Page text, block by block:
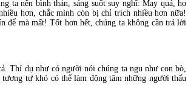
ta nên bình thản, sáng suốt suy nghĩ: May quá, họ
hơn, chắc mình còn bị chỉ trích nhiều hơn nữa!
để mà mất! Tốt hơn hết, chúng ta không cần trả lời
Thí dụ như có người nói chúng ta ngu như con bò,
tự khó có thể làm động tâm những người thấu